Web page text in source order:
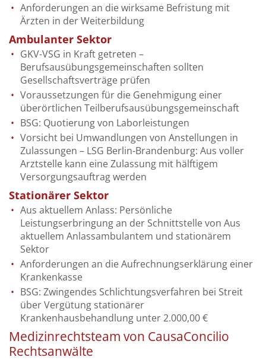
Anforderungen an die wirksame Befristung mit
Ärzten in der Weiterbildung
Ambulanter Sektor
GKV-VSG in Kraft getreten –
Berufsausübungsgemeinschaften sollten
Gesellschaftsverträge prüfen
Voraussetzungen für die Genehmigung einer
überörtlichen Teilberufsausübungsgemeinschaft
BSG: Quotierung von Laborleistungen
Vorsicht bei Umwandlungen von Anstellungen in
Zulassungen – LSG Berlin-Brandenburg: Aus voller
Arztstelle kann eine Zulassung mit hälftigem
Versorgungsauftrag werden
Stationärer Sektor
Aus aktuellem Anlass: Persönliche
Leistungserbringung an der Schnittstelle von Aus
aktuellem Anlassambulantem und stationärem
Sektor
Anforderungen an die Aufrechnungserklärung einer
Krankenkasse
BSG: Zwingendes Schlichtungsverfahren bei Streit
über Vergütung stationärer
Krankenhausbehandlung unter 2.000,00 €
Medizinrechtsteam von CausaConcilio
Rechtsanwälte